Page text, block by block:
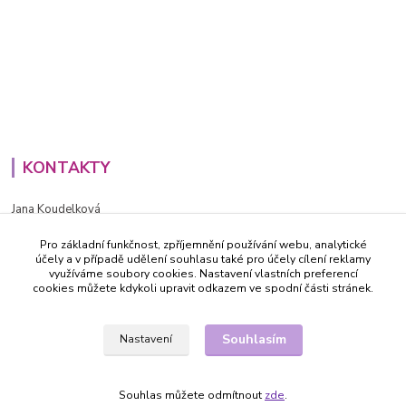
KONTAKTY
Jana Koudelková
PO - PÁ (8-16h)
info@decida.cz
Pro základní funkčnost, zpříjemnění používání webu, analytické
účely a v případě udělení souhlasu také pro účely cílení reklamy
využíváme soubory cookies. Nastavení vlastních preferencí
cookies můžete kdykoli upravit odkazem ve spodní části stránek.
Nastavení Souhlasím
Souhlas můžete odmítnout zde.